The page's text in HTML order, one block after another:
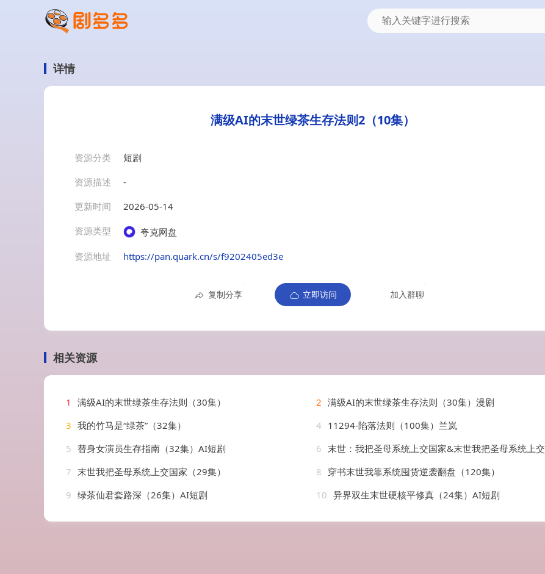
详情
满级AI的末世绿茶生存法则2（10集）
资源分类
短剧
资源描述
-
更新时间
2026-05-14
资源类型
夸克网盘
资源地址
https://pan.quark.cn/s/f9202405ed3e
复制分享 立即访问 加入群聊
相关资源
1 满级AI的末世绿茶生存法则（30集） 2 满级AI的末世绿茶生存法则（30集）漫剧
3 我的竹马是“绿茶”（32集） 4 11294-陷落法则（100集）兰岚
5 替身女演员生存指南（32集）AI短剧 6 末世：我把圣母系统上交国家&末世我把圣母系统上交国家（29集）AI短剧
7 末世我把圣母系统上交国家（29集） 8 穿书末世我靠系统囤货逆袭翻盘（120集）
9 绿茶仙君套路深（26集）AI短剧 10 异界双生末世硬核平修真（24集）AI短剧